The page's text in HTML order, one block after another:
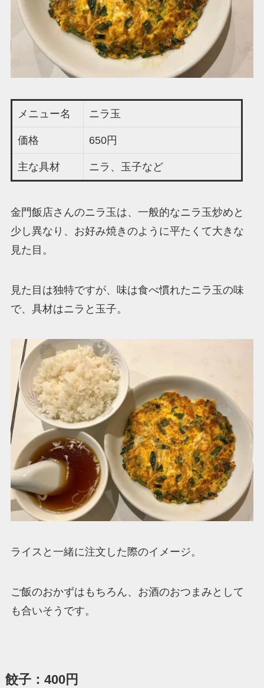
メニュー名 ニラ玉
価格 650円
主な具材 ニラ、玉子など
金門飯店さんのニラ玉は、一般的なニラ玉炒めと
少し異なり、お好み焼きのように平たくて大きな
見た目。
見た目は独特ですが、味は食べ慣れたニラ玉の味
で、具材はニラと玉子。
ライスと一緒に注文した際のイメージ。
ご飯のおかずはもちろん、お酒のおつまみとして
も合いそうです。
餃子：400円